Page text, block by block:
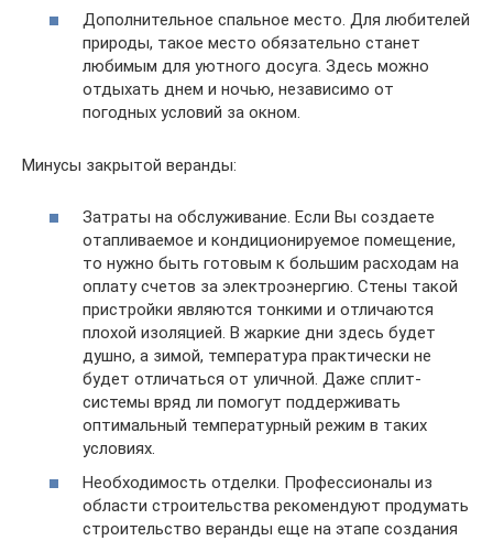
Дополнительное спальное место. Для любителей
природы, такое место обязательно станет
любимым для уютного досуга. Здесь можно
отдыхать днем и ночью, независимо от
погодных условий за окном.
Минусы закрытой веранды:
Затраты на обслуживание. Если Вы создаете
отапливаемое и кондиционируемое помещение,
то нужно быть готовым к большим расходам на
оплату счетов за электроэнергию. Стены такой
пристройки являются тонкими и отличаются
плохой изоляцией. В жаркие дни здесь будет
душно, а зимой, температура практически не
будет отличаться от уличной. Даже сплит-
системы вряд ли помогут поддерживать
оптимальный температурный режим в таких
условиях.
Необходимость отделки. Профессионалы из
области строительства рекомендуют продумать
строительство веранды еще на этапе создания